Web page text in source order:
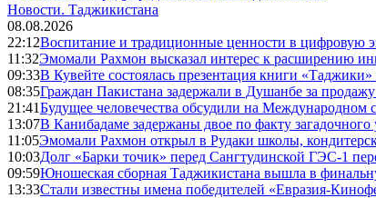
Новости. Таджикистана
08.08.2026
22:12Воспитание и традиционные ценности в цифровую
11:32Эмомали Рахмон высказал интерес к расширению
09:33В Кувейте состоялась презентация книги «Таджики»
08:35Граждан Пакистана задержали в Душанбе за
21:41Будущее человечества обсудили на Международном
13:07В Канибадаме задержаны двое по факту
11:05Эмомали Рахмон открыл в Рудаки школы,
10:03Долг «Барки точик» перед Сангтудинской ГЭС-1
09:59Юношеская сборная Таджикистана вышла в
13:33Стали известны имена победителей «Евразия-